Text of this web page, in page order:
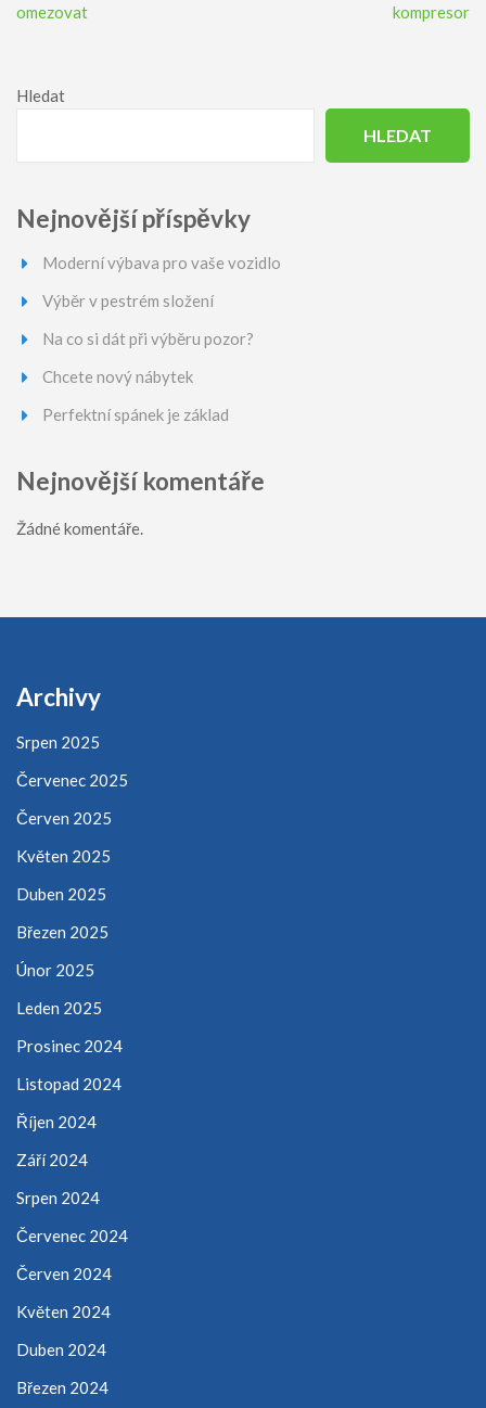
pro
omezovat kompresor
Hledat
HLEDAT
Nejnovější příspěvky
Moderní výbava pro vaše vozidlo
Výběr v pestrém složení
Na co si dát při výběru pozor?
Chcete nový nábytek
Perfektní spánek je základ
Nejnovější komentáře
Žádné komentáře.
Archivy
Srpen 2025
Červenec 2025
Červen 2025
Květen 2025
Duben 2025
Březen 2025
Únor 2025
Leden 2025
Prosinec 2024
Listopad 2024
Říjen 2024
Září 2024
Srpen 2024
Červenec 2024
Červen 2024
Květen 2024
Duben 2024
Březen 2024